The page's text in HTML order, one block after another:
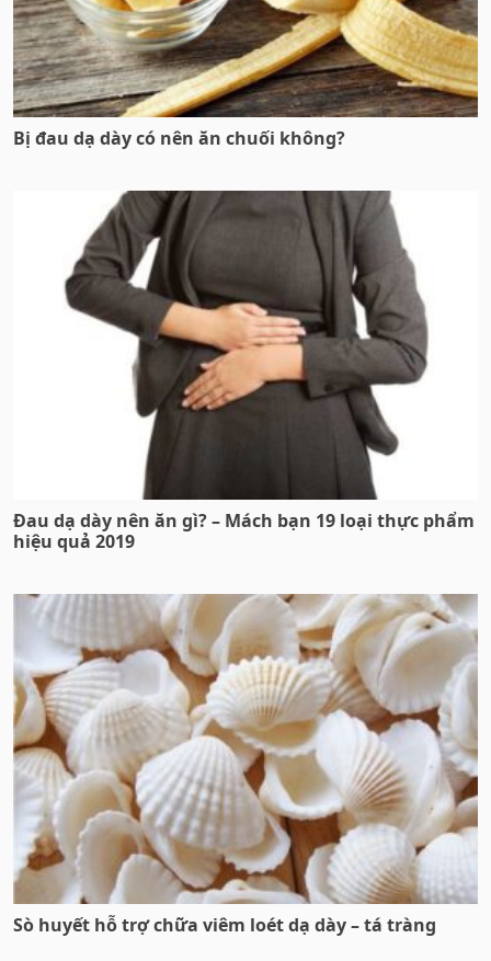
Bị đau dạ dày có nên ăn chuối không?
Đau dạ dày nên ăn gì? – Mách bạn 19 loại thực phẩm
hiệu quả 2019
Sò huyết hỗ trợ chữa viêm loét dạ dày – tá tràng